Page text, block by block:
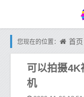
您现在的位置： 首页
可以拍摄
机